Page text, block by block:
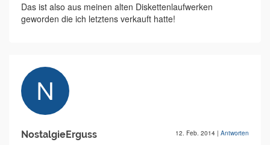
Das ist also aus meinen alten Diskettenlaufwerken
geworden die ich letztens verkauft hatte!
NostalgieErguss 12. Feb. 2014 | Antworten